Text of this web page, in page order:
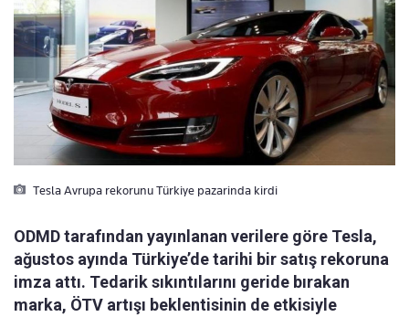
Tesla Avrupa rekorunu Türkiye pazarinda kirdi
ODMD tarafından yayınlanan verilere göre Tesla,
ağustos ayında Türkiye’de tarihi bir satış rekoruna
imza attı. Tedarik sıkıntılarını geride bırakan
marka, ÖTV artışı beklentisinin de etkisiyle